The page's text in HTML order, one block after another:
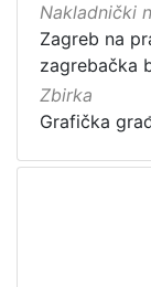
Nakladnički
Zagreb na
zagrebačka
Zbirka
Grafička